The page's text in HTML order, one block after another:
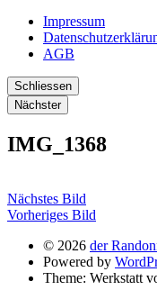
Impressum
AGB
Schliessen
Nächster
IMG_1368
Nächstes Bild
Vorheriges Bild
© 2026 der
Powered by
Theme: Werkstatt